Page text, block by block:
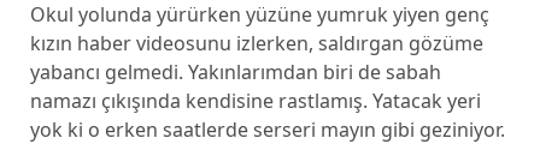
Okul yolunda yürürken yüzüne yumruk yiyen genç
kızın haber videosunu izlerken, saldırgan gözüme
yabancı gelmedi. Yakınlarımdan biri de sabah
namazı çıkışında kendisine rastlamış. Yatacak yeri
yok ki o erken saatlerde serseri mayın gibi geziniyor.